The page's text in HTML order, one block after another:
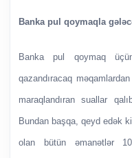
Banka pul qoymaqla
Banka pul qoymaq
qazandıracaq
maraqlandıran suallar
Bundan başqa, qeyd edək
olan bütün əmanətlər